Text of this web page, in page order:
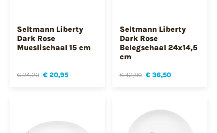
Seltmann Liberty
Dark Rose
Mueslischaal 15 cm
€ 24,20 € 20,95
Seltmann Liberty
Dark Rose
Belegschaal 24x14,5
cm
€ 42,80 € 36,50